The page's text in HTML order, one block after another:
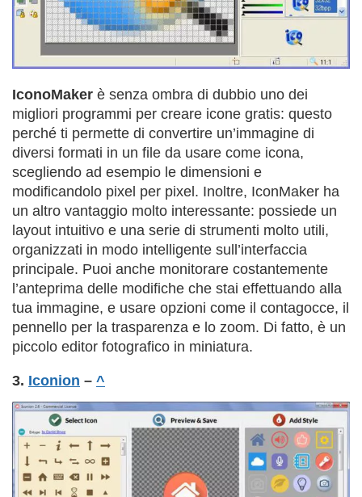
IconoMaker è senza ombra di dubbio uno dei
migliori programmi per creare icone gratis: questo
perché ti permette di convertire un’immagine di
diversi formati in un file da usare come icona,
scegliendo ad esempio le dimensioni e
modificandolo pixel per pixel. Inoltre, IconMaker ha
un altro vantaggio molto interessante: possiede un
layout intuitivo e una serie di strumenti molto utili,
organizzati in modo intelligente sull’interfaccia
principale. Puoi anche monitorare costantemente
l’anteprima delle modifiche che stai effettuando alla
tua immagine, e usare opzioni come il contagocce, il
pennello per la trasparenza e lo zoom. Di fatto, è un
piccolo editor fotografico in miniatura.
3. Iconion – ^